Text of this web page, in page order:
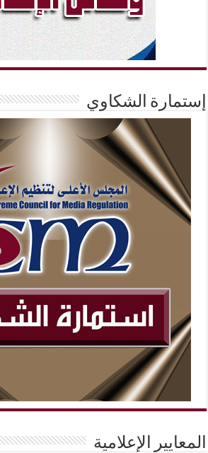
إستمارة الشكاوي
المعايير الإعلامية